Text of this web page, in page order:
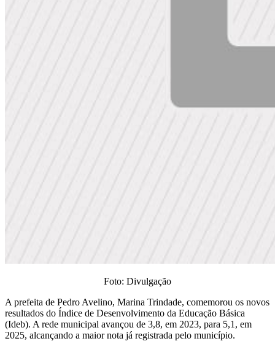
Foto: Divulgação
A prefeita de Pedro Avelino, Marina Trindade, comemorou os novos
resultados do Índice de Desenvolvimento da Educação Básica
(Ideb). A rede municipal avançou de 3,8, em 2023, para 5,1, em
2025, alcançando a maior nota já registrada pelo município.